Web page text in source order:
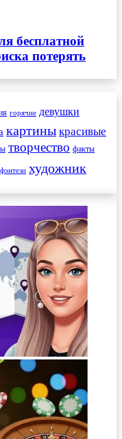
бесплатной
потерять
горячие девушки
картины красивые
творчество факты
фэнтези художник